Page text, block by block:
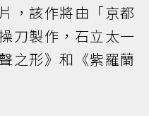
，該作將由「京都
刀製作，石立太一
之形》和《紫羅蘭